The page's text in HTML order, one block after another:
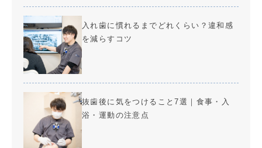
入れ歯に慣れるまでどれくらい？違和感
を減らすコツ
抜歯後に気をつけること7選｜食事・入
浴・運動の注意点